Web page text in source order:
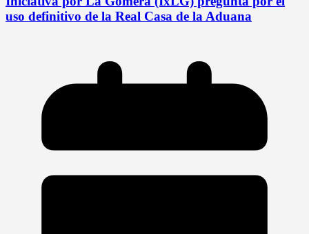
uso definitivo de la Real Casa de la Aduana